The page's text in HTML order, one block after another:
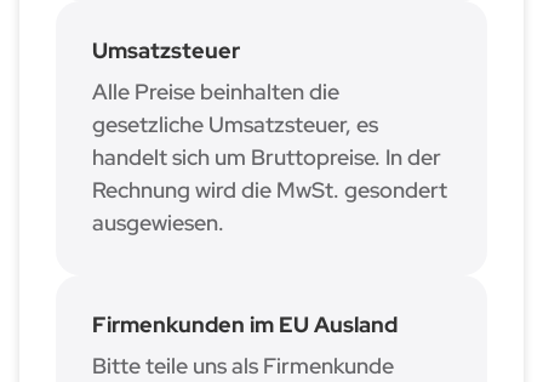
Umsatzsteuer
Alle Preise beinhalten die
gesetzliche Umsatzsteuer, es
handelt sich um Bruttopreise. In der
Rechnung wird die MwSt. gesondert
ausgewiesen.
Firmenkunden im EU Ausland
Bitte teile uns als Firmenkunde